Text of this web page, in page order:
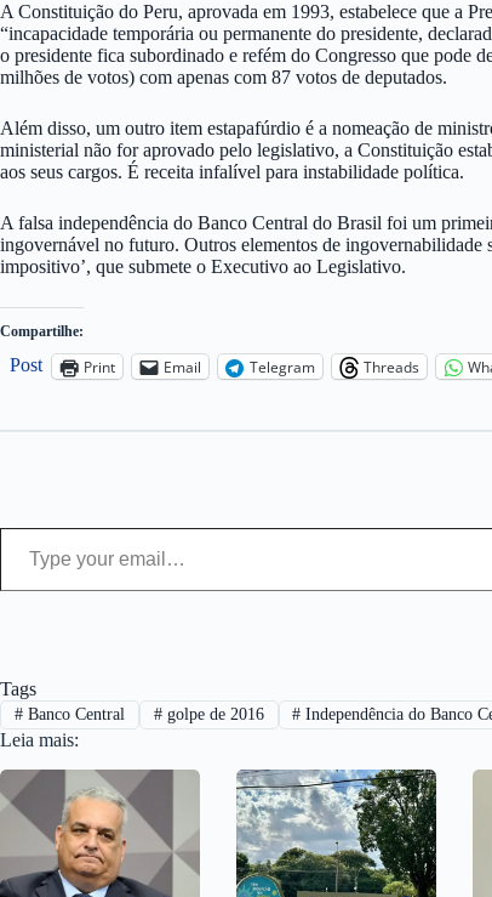
A Constituição do Peru, aprovada em 1993, estabelece que a
“incapacidade temporária ou permanente do presidente,
o presidente fica subordinado e refém do Congresso que pode
milhões de votos) com apenas com 87 votos de deputados.
Além disso, um outro item estapafúrdio é a nomeação de
ministerial não for aprovado pelo legislativo, a Constituição
aos seus cargos. É receita infalível para instabilidade política.
A falsa independência do Banco Central do Brasil foi um
ingovernável no futuro. Outros elementos de ingovernabilidade
impositivo’, que submete o Executivo ao Legislativo.
Compartilhe:
Post Print Email Telegram Threads
Type your email…
Tags
#Banco Central #golpe de 2016 # Independência do Banco
Leia mais: